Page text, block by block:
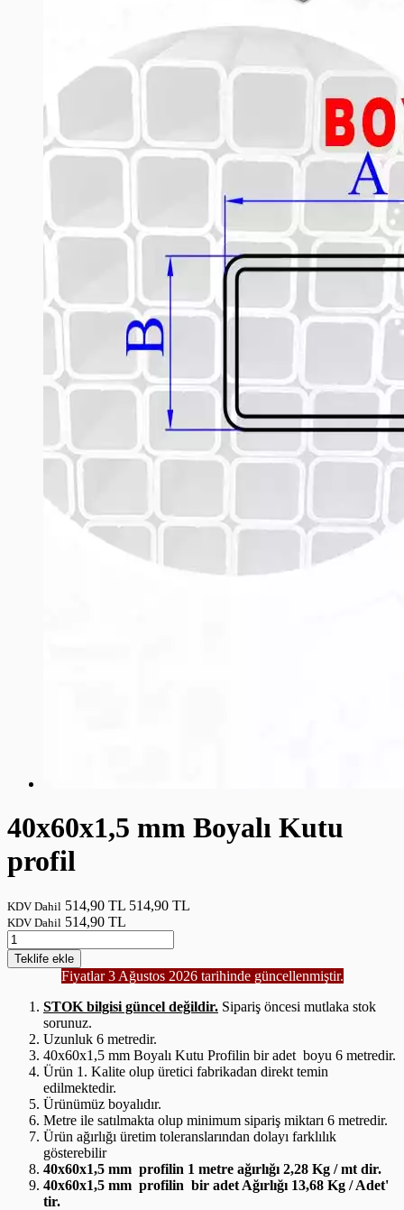
40x60x1,5 mm Boyalı Kutu
profil
KDV Dahil 514,90 TL 514,90 TL
KDV Dahil 514,90 TL
Teklife ekle
Fiyatlar 3 Ağustos 2026 tarihinde güncellenmiştir.
STOK bilgisi güncel değildir. Sipariş öncesi mutlaka stok
sorunuz.
Uzunluk 6 metredir.
40x60x1,5 mm Boyalı Kutu Profilin bir adet boyu 6 metredir.
Ürün 1. Kalite olup üretici fabrikadan direkt temin
edilmektedir.
Ürünümüz boyalıdır.
Metre ile satılmakta olup minimum sipariş miktarı 6 metredir.
Ürün ağırlığı üretim toleranslarından dolayı farklılık
gösterebilir
40x60x1,5 mm profilin 1 metre ağırlığı 2,28 Kg / mt dir.
40x60x1,5 mm profilin bir adet Ağırlığı 13,68 Kg / Adet'
tir.